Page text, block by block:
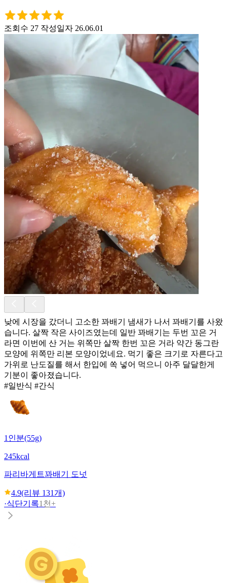
조회수 27 작성일자 26.06.01
낮에 시장을 갔더니 고소한 꽈배기 냄새가 나서 꽈배기를 사왔
습니다. 살짝 작은 사이즈였는데 일반 꽈배기는 두번 꼬은 거
라면 이번에 산 거는 위쪽만 살짝 한번 꼬은 거라 약간 동그란
모양에 위쪽만 리본 모양이었네요. 먹기 좋은 크기로 자른다고
가위로 난도질를 해서 한입에 쏙 넣어 먹으니 아주 달달한게
기분이 좋아졌습니다.
#일반식 #간식
1인분(55g)
245kcal
파리바게트꽈배기 도넛
4.9(리뷰 131개)
·식단기록1천+